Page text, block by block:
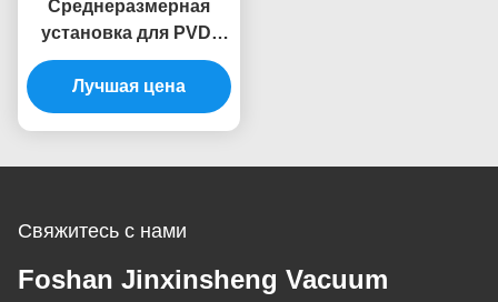
Среднеразмерная
установка для PVD-
покрытия для
массового
производства с
нержавеющей стали
Лучшая цена
Свяжитесь с нами
Foshan Jinxinsheng Vacuum